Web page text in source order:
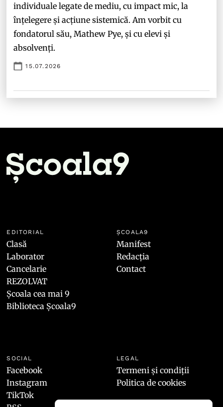
individuale legate de mediu, cu impact mic, la
înțelegere și acțiune sistemică. Am vorbit cu
fondatorul său, Mathew Pye, și cu elevi și
absolvenți.
15.07.2026
EDITORIAL
Clasă
Laborator
Cancelarie
REZOLVAT
Școala cea mai 9
Biblioteca Școala9
ȘCOALA9
Manifest
Redacția
Contact
SOCIAL
Facebook
Instagram
TikTok
LEGAL
Termeni și condiții
Politica de cookies